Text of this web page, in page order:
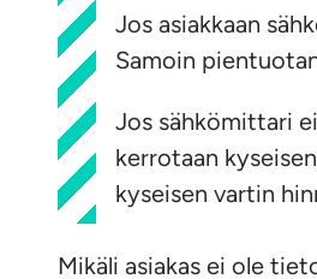
Jos asiakkaan
Samoin
Jos sähkömittari
kerrotaan
kyseisen vartin
Mikäli asiakas ei ole